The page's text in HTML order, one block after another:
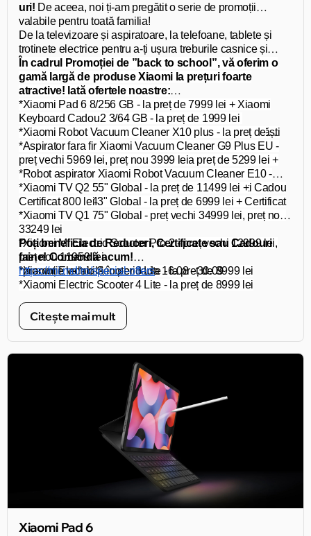
uri! De aceea, noi ți-am pregătit o serie de promoții
valabile pentru toată familia!
De la televizoare și aspiratoare, la telefoane, tablete și
trotinete electrice pentru a-ți ușura treburile casnice și
toate activitățile școlare și extrașcolare!
În cadrul Promoției de ”back to school”, vă oferim o
gamă largă de produse Xiaomi la prețuri foarte
atractive! Iată ofertele noastre:
*Xiaomi Redmi A2 3/64 GB - la preț de 1999 lei
*Xiaomi Redmi 12 4/128 GB- la preț de 3499 lei + Căști
Cadou
*Xiaomi Redmi Note 12 8/256 GB - la preț de 5299 lei +
Căști Cadou
*Redmi Pad 4/128 GB - la preț de 4999 lei + Căști Cadou
*Xiaomi Pad 6 8/256 GB - la preț de 7999 lei + Xiaomi
Keyboard Cadou
*Xiaomi Robot Vacuum Cleaner X10 plus - la preț de
17999 lei +Xiaomi Vacuum Cleaner G9 PlusCadou
*Aspirator fara fir Xiaomi Vacuum Cleaner G9 Plus EU -
preț vechi 5969 lei, preț nou 3999 lei
*Robot aspirator Xiaomi Robot Vacuum Cleaner E10 -
preț vechi 3613 lei, preț nou 2999 lei
*Xiaomi TV A2 43" Global - la preț de 6999 lei +Certificat
500 lei
*Xiaomi TV Q2 55" Global - la preț de 11499 lei +
Certificat 800 lei
*Xiaomi TV Q1 75" Global - preț vechi 34999 lei, preț nou
33249 lei
*Xiaomi Mi Electric Scooter Pro 2 - preț vechi 12999 lei,
preț nou 11959 lei
*Xiaomi Electric Scooter 3 Lite - la preț de 8999 lei
*Xiaomi Electric Scooter 4 Lite - la preț de 8999 lei
*Xiaomi Mi Smart Electric Folding Bike - la preț de 17999
lei
Poți beneficia de Reduceri, Certificate sau Cadouri
faine! Comandă acum!
*promoție valabilă în perioada 16.08 - 30.09
https://mi.md/ro/special-offers
Citește mai mult
Xiaomi Pad 6